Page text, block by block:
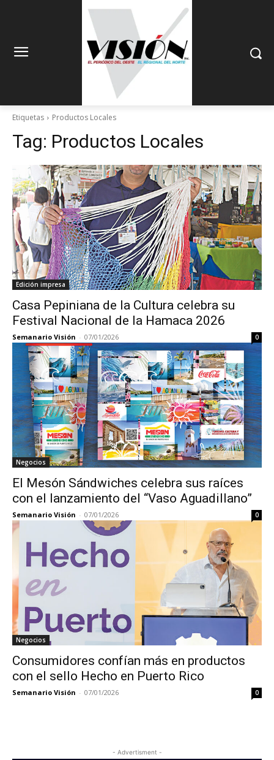
Etiquetas Productos Locales
Tag: Productos Locales
Edición impresa
Casa Pepiniana de la Cultura celebra su
Festival Nacional de la Hamaca 2026
Semanario Visión - 07/01/2026 0
Negocios
El Mesón Sándwiches celebra sus raíces
con el lanzamiento del “Vaso Aguadillano”
Semanario Visión - 07/01/2026 0
Negocios
Consumidores confían más en productos
con el sello Hecho en Puerto Rico
Semanario Visión - 07/01/2026 0
- Advertisment -